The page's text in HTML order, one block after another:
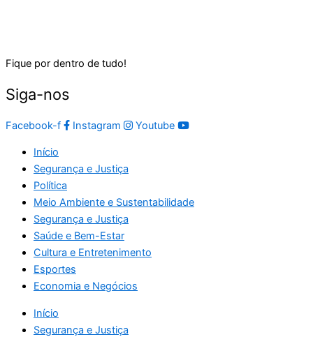
Fique por dentro de tudo!
Siga-nos
Facebook-f Instagram Youtube
Início
Segurança e Justiça
Política
Meio Ambiente e Sustentabilidade
Segurança e Justiça
Saúde e Bem-Estar
Cultura e Entretenimento
Esportes
Economia e Negócios
Início
Segurança e Justiça